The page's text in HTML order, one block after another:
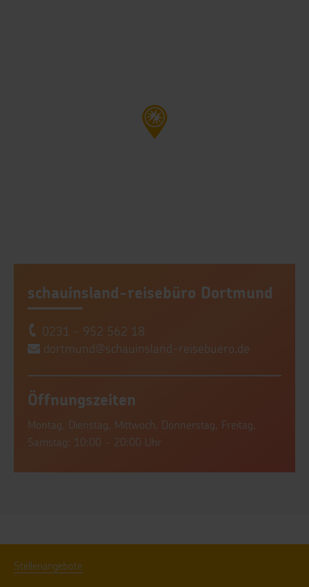
schauinsland-reisebüro Dortmund
0231 - 952 562 18
dortmund@schauinsland-reisebuero.de
Öffnungszeiten
Montag, Dienstag, Mittwoch, Donnerstag, Freitag,
Samstag: 10:00 - 20:00 Uhr
Stellenangebote